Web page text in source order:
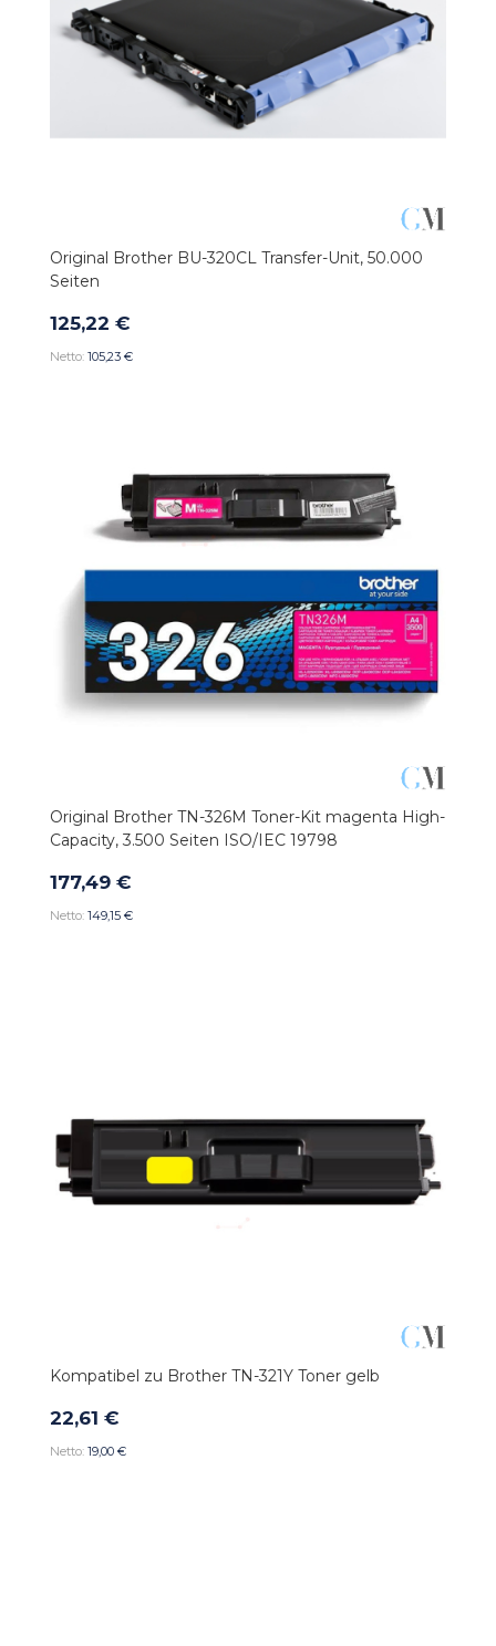
Original Brother BU-320CL Transfer-Unit, 50.000
Seiten
125,22 €
105,23 €
Original Brother TN-326M Toner-Kit magenta High-
Capacity, 3.500 Seiten ISO/IEC 19798
177,49 €
149,15 €
Kompatibel zu Brother TN-321Y Toner gelb
22,61 €
19,00 €